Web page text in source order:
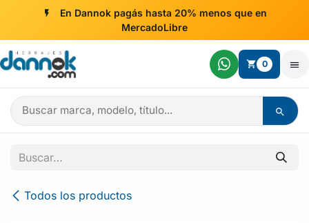
En Dannok pagás hasta 20% menos que en
MercadoLibre
0
Ir al contenido
Todos los productos